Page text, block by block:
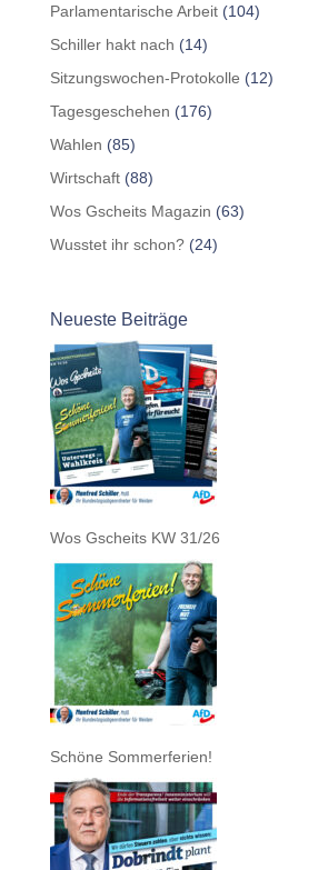
Parlamentarische Arbeit(104)
Schiller hakt nach (14)
Sitzungswochen-Protokolle (12)
Tagesgeschehen (176)
Wahlen (85)
Wirtschaft(88)
Wos Gscheits Magazin (63)
Wusstet ihr schon?(24)
Neueste Beiträge
Wos Gscheits KW 31/26
Schöne Sommerferien!